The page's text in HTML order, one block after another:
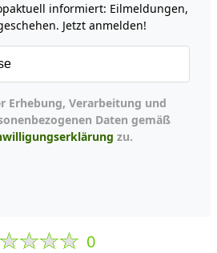
informiert: Eilmeldungen,
Jetzt anmelden!
Daten gemäß
zu.
0